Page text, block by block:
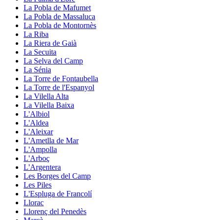
La Pobla de Mafumet
La Pobla de Massaluca
La Pobla de Montornès
La Riba
La Riera de Gaià
La Secuita
La Selva del Camp
La Sénia
La Torre de Fontaubella
La Torre de l'Espanyol
La Vilella Alta
La Vilella Baixa
L'Albiol
L'Aldea
L'Aleixar
L'Ametlla de Mar
L'Ampolla
L'Arboç
L'Argentera
Les Borges del Camp
Les Piles
L'Espluga de Francolí
Llorac
Llorenç del Penedès